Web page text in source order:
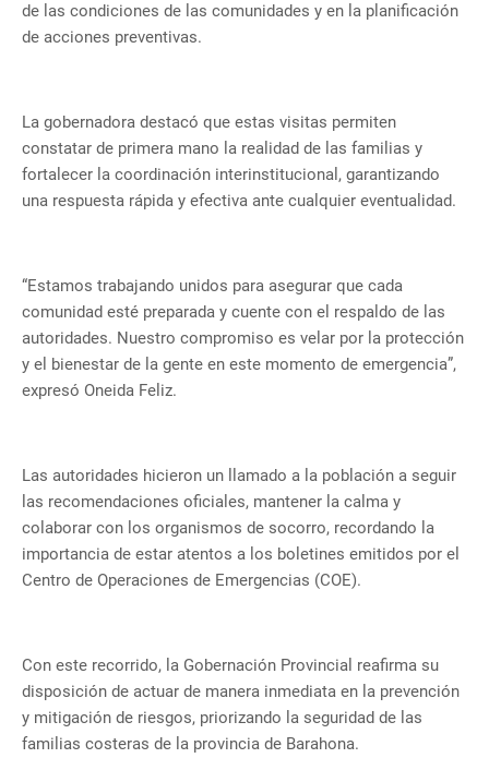
de las condiciones de las comunidades y en la planificación
de acciones preventivas.
La gobernadora destacó que estas visitas permiten
constatar de primera mano la realidad de las familias y
fortalecer la coordinación interinstitucional, garantizando
una respuesta rápida y efectiva ante cualquier eventualidad.
“Estamos trabajando unidos para asegurar que cada
comunidad esté preparada y cuente con el respaldo de las
autoridades. Nuestro compromiso es velar por la protección
y el bienestar de la gente en este momento de emergencia”,
expresó Oneida Feliz.
Las autoridades hicieron un llamado a la población a seguir
las recomendaciones oficiales, mantener la calma y
colaborar con los organismos de socorro, recordando la
importancia de estar atentos a los boletines emitidos por el
Centro de Operaciones de Emergencias (COE).
Con este recorrido, la Gobernación Provincial reafirma su
disposición de actuar de manera inmediata en la prevención
y mitigación de riesgos, priorizando la seguridad de las
familias costeras de la provincia de Barahona.